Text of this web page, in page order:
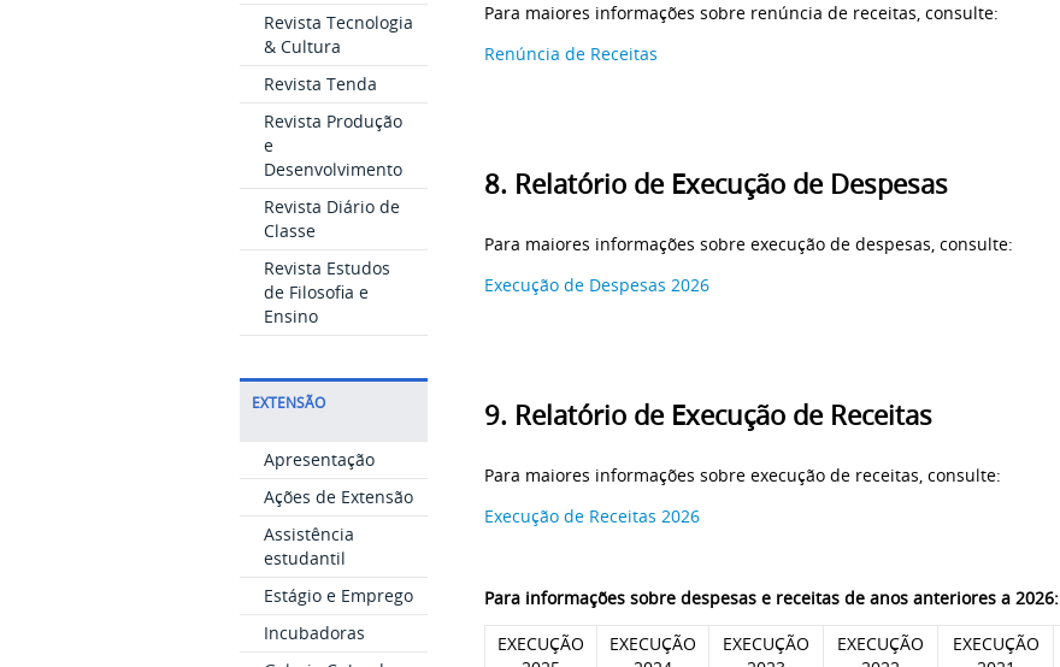
Revista Tecnologia
& Cultura
Revista Tenda
Revista Produção
e
Desenvolvimento
Revista Diário de
Classe
Revista Estudos
de Filosofia e
Ensino
EXTENSÃO
Apresentação
Ações de Extensão
Assistência
estudantil
Estágio e Emprego
Incubadoras
Para maiores informações sobre renúncia de receitas, consulte:
Renúncia de Receitas
8. Relatório de Execução de Despesas
Para maiores informações sobre execução de despesas, consulte:
Execução de Despesas 2026
9. Relatório de Execução de Receitas
Para maiores informações sobre execução de receitas, consulte:
Execução de Receitas 2026
Para informações sobre despesas e receitas de anos anteriores a 2026:
EXECUÇÃO
EXECUÇÃO
EXECUÇÃO
EXECUÇÃO
EXECUÇÃO